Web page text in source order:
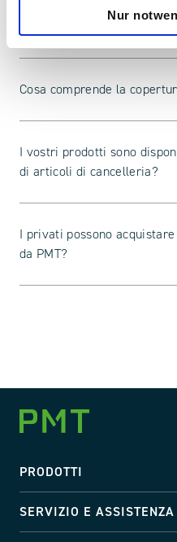
Nur
Quali prodotti sono coperti
Cosa comprende la
I vostri prodotti sono
di articoli di cancelleria?
I privati possono
da PMT?
PRODOTTI
SERVIZIO E ASSISTENZA